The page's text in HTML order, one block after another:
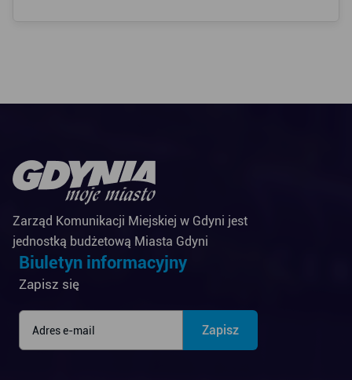
Zarząd Komunikacji Miejskiej w Gdyni jest
jednostką budżetową Miasta Gdyni
Biuletyn informacyjny
Zapisz się